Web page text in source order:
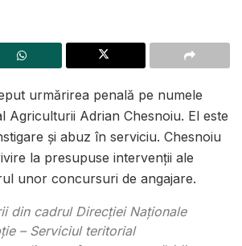
urmărirea penală pe numele
Agriculturii Adrian Chesnoiu. El este
și abuz în serviciu. Chesnoiu
la presupuse intervenții ale
unor concursuri de angajare.
din cadrul Direcției Naționale
– Serviciul teritorial